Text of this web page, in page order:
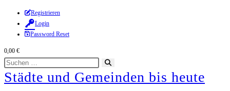
Zum
Inhalt
springen
Registrieren
Login
Password Reset
0,00 €
Diese
Website
durchsuchen
starten
Städte und Gemeinden bis heute